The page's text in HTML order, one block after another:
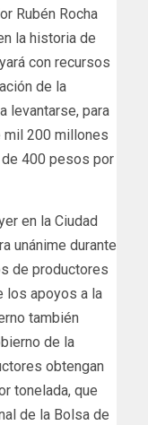
Rubén Rocha
la historia de
con recursos
de la
levantarse, para
mil 200 millones
400 pesos por
en la Ciudad
unánime durante
de productores
los apoyos a la
también
de la
obtengan
tonelada, que
de la Bolsa de